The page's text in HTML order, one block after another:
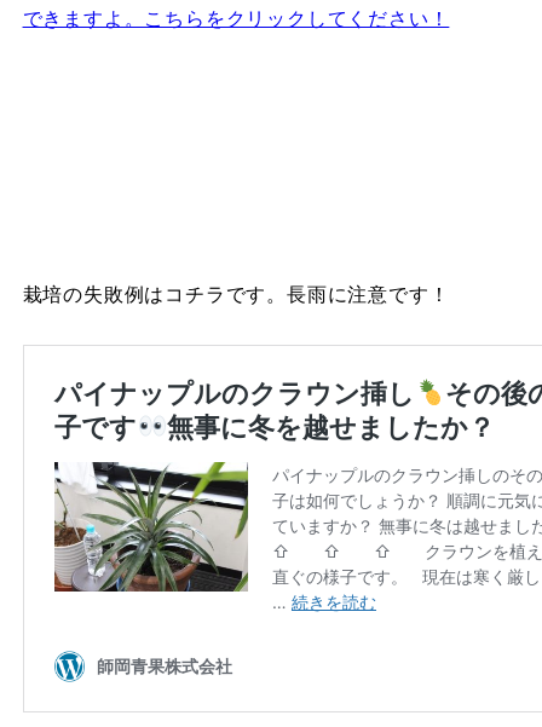
できますよ。こちらをクリックしてください！
栽培の失敗例はコチラです。長雨に注意です！